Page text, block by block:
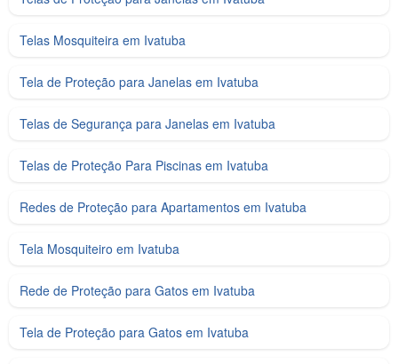
Telas Mosquiteira em Ivatuba
Tela de Proteção para Janelas em Ivatuba
Telas de Segurança para Janelas em Ivatuba
Telas de Proteção Para Piscinas em Ivatuba
Redes de Proteção para Apartamentos em Ivatuba
Tela Mosquiteiro em Ivatuba
Rede de Proteção para Gatos em Ivatuba
Tela de Proteção para Gatos em Ivatuba